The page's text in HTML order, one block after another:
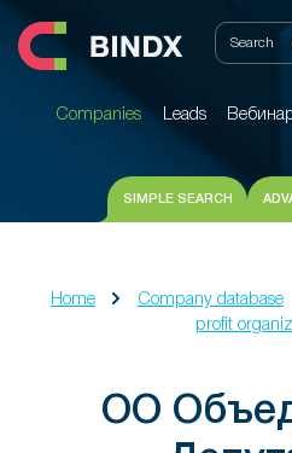
Companies Leads
Companies Leads
SIMPLE SEARCH
Home Company database
profit
ОО